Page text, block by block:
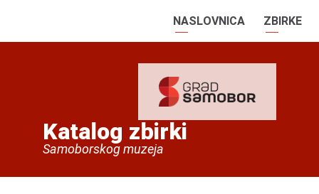
NASLOVNICA ZBIRKE
Katalog zbirki
Samoborskog muzeja